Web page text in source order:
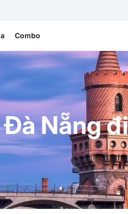
Combo
Nẵng